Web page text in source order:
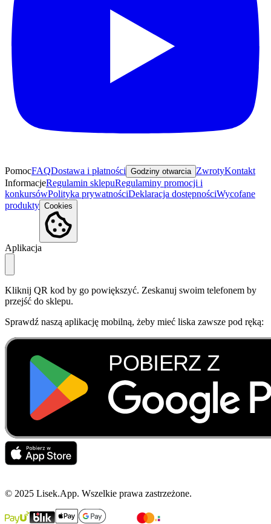
PomocFAQDostawa i płatności Godziny otwarcia ZwrotyKontakt
InformacjeRegulamin sklepuRegulaminy promocji i
konkursówPolityka prywatnościDeklaracja dostępnościWycofane
produkty Cookies
Aplikacja
Kliknij QR kod by go powiększyć. Zeskanuj swoim telefonem by
przejść do sklepu.
Sprawdź naszą aplikację mobilną, żeby mieć liska zawsze pod ręką:
© 2025 Lisek.App. Wszelkie prawa zastrzeżone.